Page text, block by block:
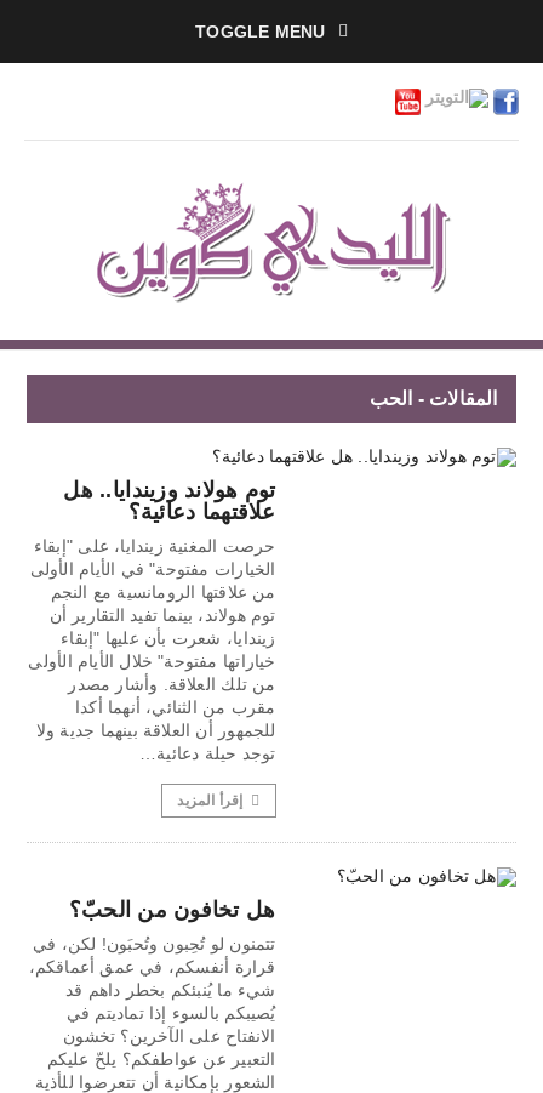
TOGGLE MENU
المقالات - الحب
توم هولاند وزيندايا.. هل
علاقتهما دعائية؟
حرصت المغنية زيندايا، على "إبقاء
الخيارات مفتوحة" في الأيام الأولى
من علاقتها الرومانسية مع النجم
توم هولاند، بينما تفيد التقارير أن
زيندايا، شعرت بأن عليها "إبقاء
خياراتها مفتوحة" خلال الأيام الأولى
من تلك العلاقة. وأشار مصدر
مقرب من الثنائي، أنهما أكدا
للجمهور أن العلاقة بينهما جدية ولا
توجد حيلة دعائية…
إقرأ المزيد
هل تخافون من الحبّ؟
تتمنون لو تُحِبون وتُحبَون! لكن، في
قرارة أنفسكم، في عمق أعماقكم،
شيء ما يُنبئكم بخطر داهم قد
يُصيبكم بالسوء إذا تماديتم في
الانفتاح على الآخرين؟ تخشون
التعبير عن عواطفكم؟ يلحّ عليكم
الشعور بإمكانية أن تتعرضوا للأذية